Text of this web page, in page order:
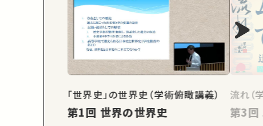
「世界史」の世界史（学術俯瞰講義）
第1回 世界の世界史
流れ（